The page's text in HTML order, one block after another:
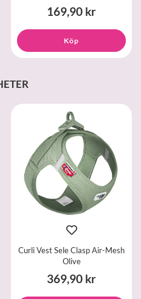
169,90 kr
Köp
Curli Vest Sele Clasp Air-Mesh
Olive
369,90 kr